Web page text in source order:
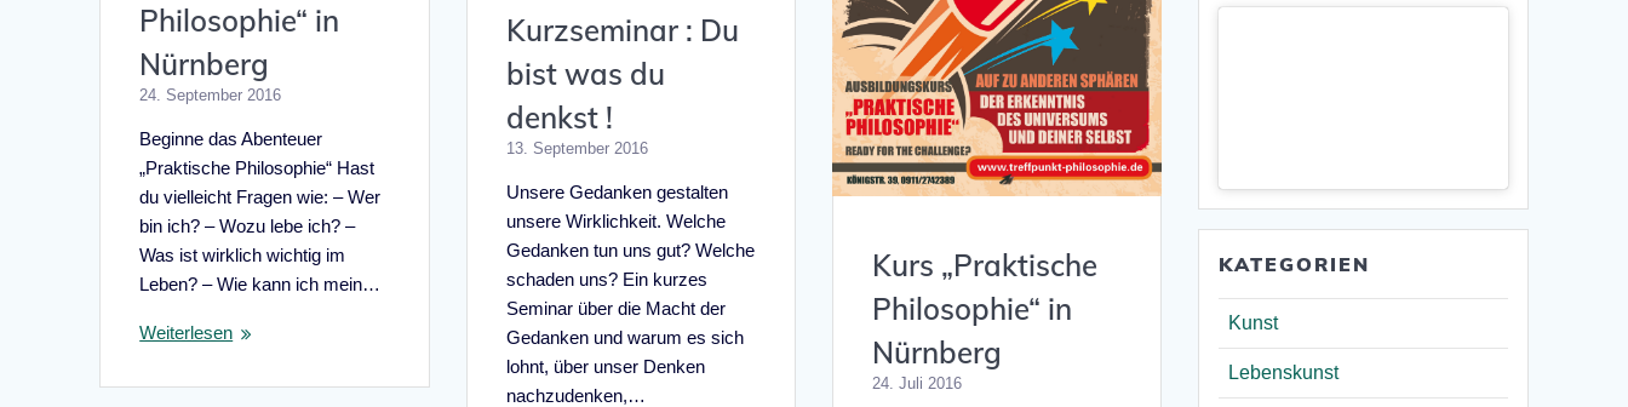
Philosophie“ in
Nürnberg
24. September 2016
Beginne das Abenteuer
„Praktische Philosophie“ Hast
du vielleicht Fragen wie: – Wer
bin ich? – Wozu lebe ich? –
Was ist wirklich wichtig im
Leben? – Wie kann ich mein…
Weiterlesen
Kurzseminar : Du
bist was du
denkst !
13. September 2016
Unsere Gedanken gestalten
unsere Wirklichkeit. Welche
Gedanken tun uns gut? Welche
schaden uns? Ein kurzes
Seminar über die Macht der
Gedanken und warum es sich
lohnt, über unser Denken
nachzudenken,…
Kurs „Praktische
Philosophie“ in
Nürnberg
24. Juli 2016
KATEGORIEN
Kunst
Lebenskunst